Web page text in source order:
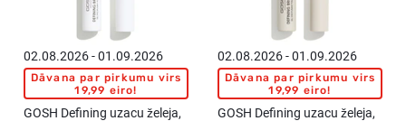
02.08.2026 - 01.09.2026
Dāvana par pirkumu virs
19,99 eiro!
GOSH Defining uzacu želeja,
02.08.2026 - 01.09.2026
Dāvana par pirkumu virs
19,99 eiro!
GOSH Defining uzacu želeja,